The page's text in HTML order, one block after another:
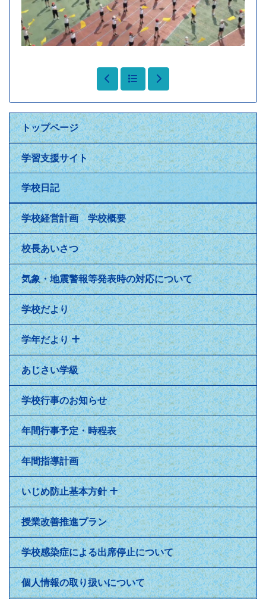
トップページ
学習支援サイト
学校日記
学校経営計画 学校概要
校長あいさつ
気象・地震警報等発表時の対応について
学校だより
学年だより
あじさい学級
学校行事のお知らせ
年間行事予定・時程表
年間指導計画
いじめ防止基本方針
授業改善推進プラン
学校感染症による出席停止について
個人情報の取り扱いについて